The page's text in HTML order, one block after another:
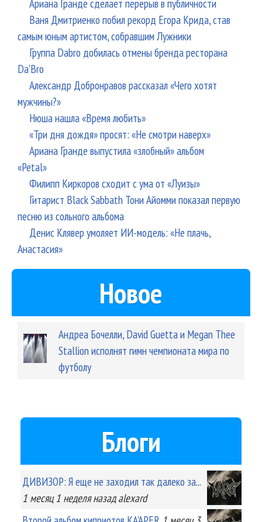
Ариана Гранде сделает перерыв в публичности
Ваня Дмитриенко побил рекорд Егора Крида, став
самым юным артистом, собравшим Лужники
Группа Dabro добилась отмены бренда ресторана
Da'Bro
Александр Добронравов рассказал «Чего хотят
мужчины?»
Нюша нашла «Время любить»
«Три дня дождя» просят: «Не смотри наверх»
Ариана Гранде выпустила «злобный» альбом
«Petal»
Филипп Киркоров сходит с ума от «Луизы»
Гитарист Black Sabbath Тони Айомми показал первую
песню из сольного альбома
Денис Клявер умоляет ИИ-модель: «Не плачь,
Анастасия»
Новое
Андреа Бочелли, David Guetta и Megan Thee
Stallion исполнят гимн чемпионата мира по
футболу
Блоги
ДИВИЗОР: Я еще не заходил так далеко за...
1 месяц 1 неделяназад alexard